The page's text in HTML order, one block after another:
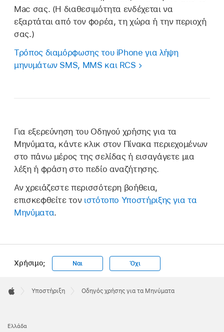
Mac σας. (Η διαθεσιμότητα ενδέχεται να
εξαρτάται από τον φορέα, τη χώρα ή την περιοχή
σας.)
Τρόπος διαμόρφωσης του iPhone για λήψη
μηνυμάτων SMS, MMS και RCS
Για εξερεύνηση του Οδηγού χρήσης για τα
Μηνύματα, κάντε κλικ στον Πίνακα περιεχομένων
στο πάνω μέρος της σελίδας ή εισαγάγετε μια
λέξη ή φράση στο πεδίο αναζήτησης.
Αν χρειάζεστε περισσότερη βοήθεια,
επισκεφθείτε τον ιστότοπο Υποστήριξης για τα
Μηνύματα.
Χρήσιμο; Ναι Όχι
Footer

Υποστήριξη Οδηγός χρήσης για τα Μηνύματα
Ελλάδα